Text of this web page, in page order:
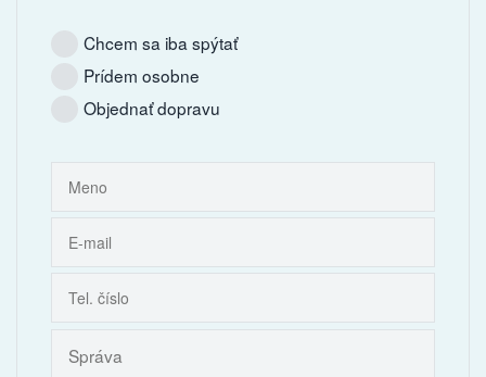
Chcem sa iba spýtať
Prídem osobne
Objednať dopravu